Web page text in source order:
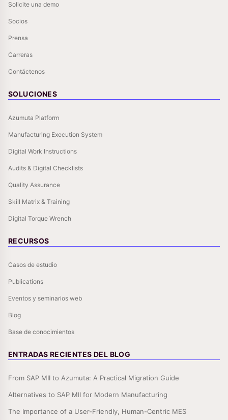
Solicite una demo
Socios
Prensa
Carreras
Contáctenos
SOLUCIONES
Azumuta Platform
Manufacturing Execution System
Digital Work Instructions
Audits & Digital Checklists
Quality Assurance
Skill Matrix & Training
Digital Torque Wrench
RECURSOS
Casos de estudio
Publications
Eventos y seminarios web
Blog
Base de conocimientos
ENTRADAS RECIENTES DEL BLOG
From SAP MII to Azumuta: A Practical Migration Guide
Alternatives to SAP MII for Modern Manufacturing
The Importance of a User-Friendly, Human-Centric MES